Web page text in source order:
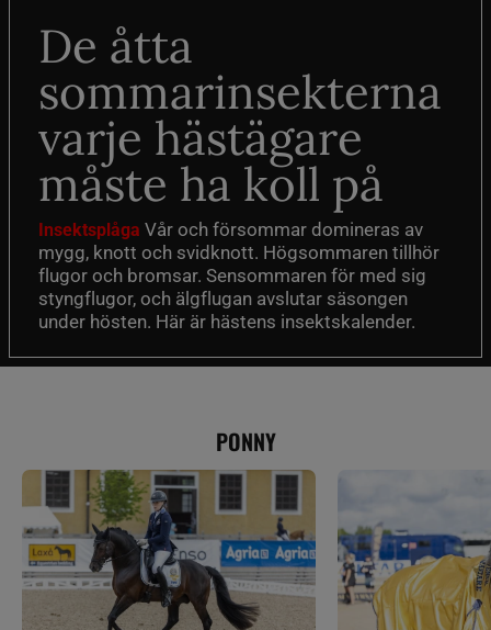
De åtta
sommarinsekterna
varje hästägare
måste ha koll på
Insektsplåga Vår och försommar domineras av
mygg, knott och svidknott. Högsommaren tillhör
flugor och bromsar. Sensommaren för med sig
styngflugor, och älgflugan avslutar säsongen
under hösten. Här är hästens insektskalender.
PONNY